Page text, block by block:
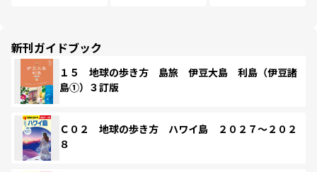
新刊ガイドブック
１５ 地球の歩き方 島旅 伊豆大島 利島（伊豆諸
島①）３訂版
Ｃ０２ 地球の歩き方 ハワイ島 ２０２７～２０２
８